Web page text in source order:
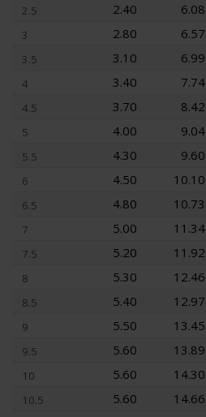
2.5
2.40 6.08
3 2.80 6.57
3.5 3.10 6.99
4 3.40 7.74
4.5 3.70 8.42
5 4.00 9.04
5.5 4.30 9.60
6 4.50 10.10
6.5 4.80 10.73
7 5.00 11.34
7.5 5.20 11.92
8 5.30 12.46
8.5 5.40 12.97
9 5.50 13.45
9.5 5.60 13.89
10 5.60 14.30
10.5 5.60 14.66